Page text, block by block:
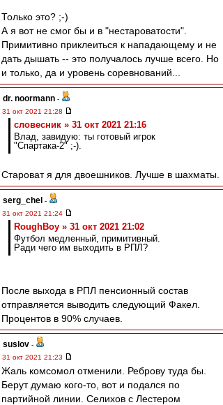
Только это? ;-)
А я вот не смог бы и в "нестароватости".
Примитивно приклеиться к нападающему и не
дать дышать -- это получалось лучше всего. Но
и только, да и уровень соревнований...
dr. noormann -
31 окт 2021 21:28
словесник » 31 окт 2021 21:16
Влад, завидую: ты готовый игрок
"Спартака-2" ;-).
Староват я для двоешников. Лучше в шахматы.
serg_chel -
31 окт 2021 21:24
RoughBoy » 31 окт 2021 21:02
Футбол медленный, примитивный.
Ради чего им выходить в РПЛ?
После выхода в РПЛ пенсионный состав
отправляется выводить следующий Факел.
Процентов в 90% случаев.
suslov -
31 окт 2021 21:23
Жаль комсомол отменили. Реброву туда бы.
Берут думаю кого-то, вот и подался по
партийной линии. Селихов с Лестером